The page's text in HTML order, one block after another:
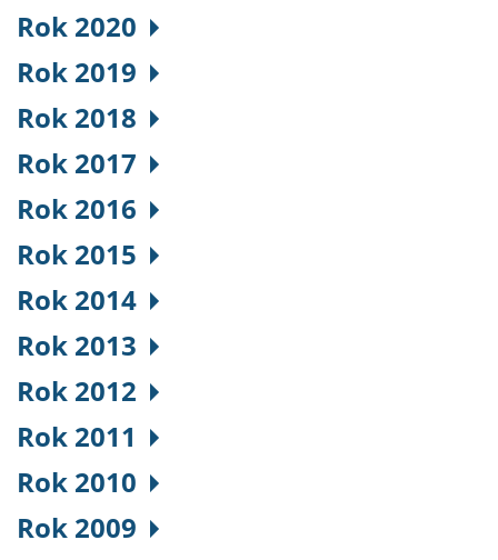
Rok 2020
Rok 2019
Rok 2018
Rok 2017
Rok 2016
Rok 2015
Rok 2014
Rok 2013
Rok 2012
Rok 2011
Rok 2010
Rok 2009